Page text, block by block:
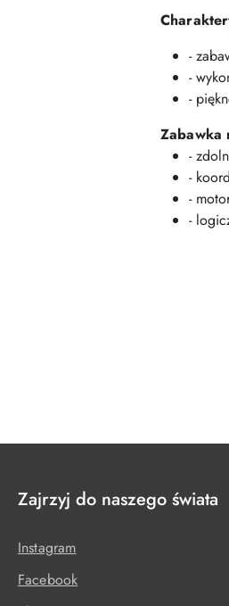
-
-
-
Zabawka
-
-
-
-
Zajrzyj do naszego świata
Instagram
Facebook